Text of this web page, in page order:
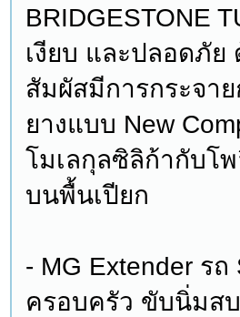
BRIDGESTONE
เงียบ และปลอดภัย
สัมผัสมีการกระจา
ยางแบบ New
โมเลกุลซิลิก้ากับโ
บนพื้นเปียก
- MG Extender ร
ครอบครัว ขับนิ่มส